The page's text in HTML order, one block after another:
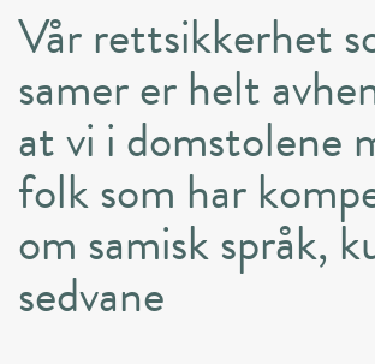
Vår rettsikkerhet
samer er helt
at vi i domstolene
folk som har
om samisk språk,
sedvane